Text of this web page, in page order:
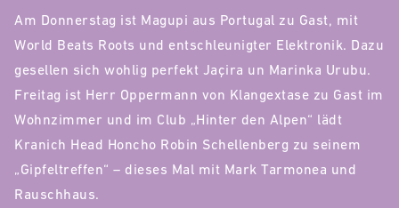
Am Donnerstag ist Magupi aus Portugal zu Gast, mit
World Beats Roots und entschleunigter Elektronik. Dazu
gesellen sich wohlig perfekt Jaçira un Marinka Urubu.
Freitag ist Herr Oppermann von Klangextase zu Gast im
Wohnzimmer und im Club „Hinter den Alpen“ lädt
Kranich Head Honcho Robin Schellenberg zu seinem
„Gipfeltreffen“ – dieses Mal mit Mark Tarmonea und
Rauschhaus.